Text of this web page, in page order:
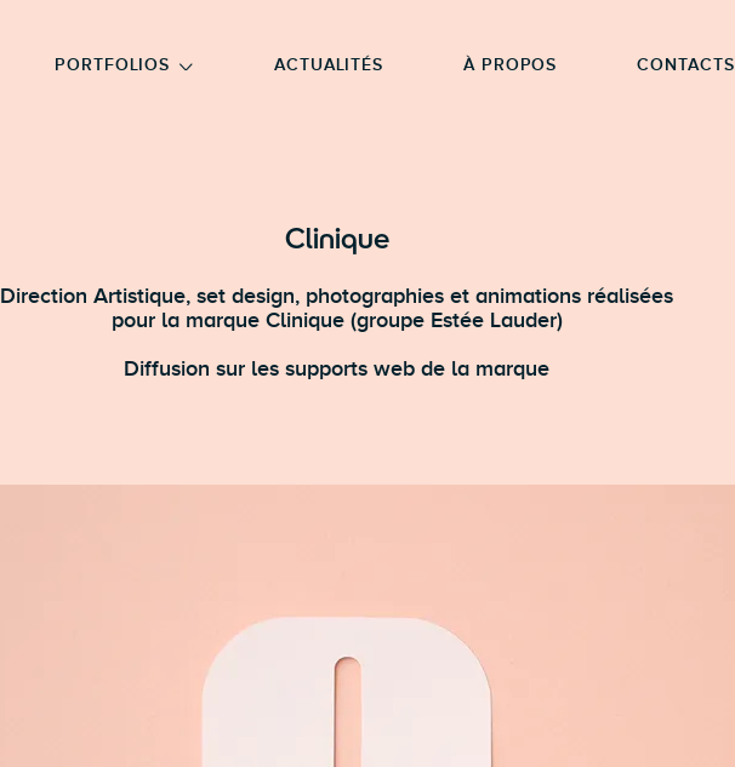
PORTFOLIOS
ACTUALITÉS À PROPOS CONTACTS
Clinique
Direction Artistique, set design, photographies et animations réalisées
pour la marque Clinique (groupe Estée Lauder)
Diffusion sur les supports web de la marque